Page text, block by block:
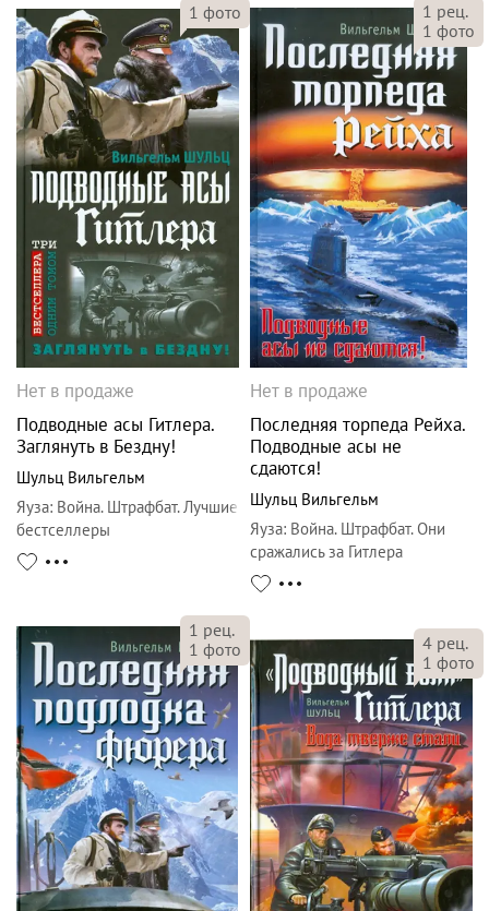
1 фото
Нет в продаже
Подводные асы Гитлера.
Заглянуть в Бездну!
Шульц Вильгельм
Яуза: Война. Штрафбат. Лучшие
бестселлеры
1 рец.
1 фото
Нет в продаже
Последняя торпеда Рейха.
Подводные асы не
сдаются!
Шульц Вильгельм
Яуза: Война. Штрафбат. Они
сражались за Гитлера
1 рец.
1 фото 4 рец.
1 фото